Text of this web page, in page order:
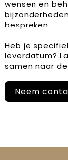
wensen en
bespreken.
Heb je
leverdatum?
samen naar
Neem